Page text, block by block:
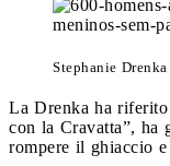
Stephanie Drenka
La Drenka ha riferito
con la Cravatta”, ha
rompere il ghiaccio